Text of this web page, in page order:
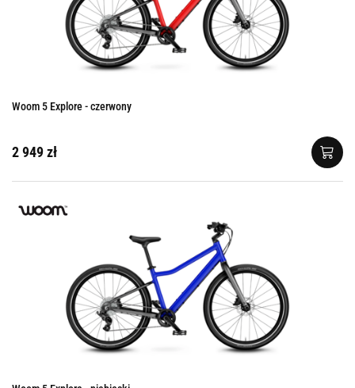
Woom 5 Explore - czerwony
2 949 zł